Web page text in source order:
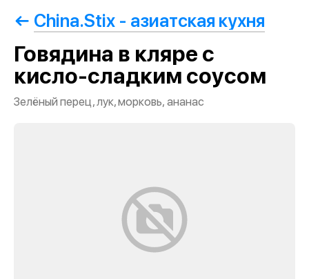
China.Stix - азиатская кухня
Говядина в кляре с
кисло-сладким соусом
Зелёный перец, лук, морковь, ананас